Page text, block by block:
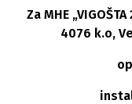
Za MHE
4076 k.o,